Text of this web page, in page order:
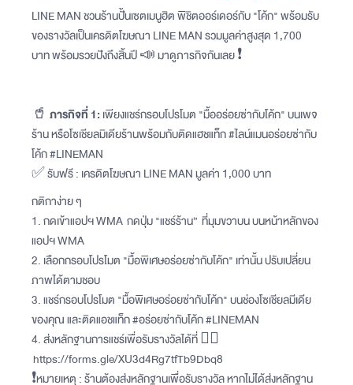
LINE MAN ชวนร้านปั้นเซตเมนูฮิต พิชิตออร์เดอร์กับ "โค้ก" พร้อมรับ
ของรางวัลเป็นเครดิตโฆษณา LINE MAN รวมมูลค่าสูงสุด 1,700
บาท พร้อมรวยปังถึงสิ้นปี 📣 มาดูภารกิจกันเลย ❗️
🥤 ภารกิจที่ 1: เพียงแชร์กรอบโปรโมต "มื้ออร่อยซ่ากับโค้ก" บนเพจ
ร้าน หรือโซเชียลมิเดียร้านพร้อมกับติดแฮชแท็ก #ไลน์แมนอร่อยซ่ากับ
โค้ก #LINEMAN
✅ รับฟรี : เครดิตโฆษณา LINE MAN มูลค่า 1,000 บาท
กติกาง่าย ๆ
1. กดเข้าแอปฯ WMA กดปุ่ม "แชร์ร้าน” ที่มุมขวาบน บนหน้าหลักของ
แอปฯ WMA
2. เลือกกรอบโปรโมต "มื้อพิเศษอร่อยซ่ากับโค้ก" เท่านั้น ปรับเปลี่ยน
ภาพได้ตามชอบ
3. แชร์กรอบโปรโมต "มื้อพิเศษอร่อยซ่ากับโค้ก" บนช่องโซเชียลมีเดีย
ของคุณ และติดแอชแท็ก #อร่อยซ่ากับโค้ก #LINEMAN
4. ส่งหลักฐานการแชร์เพื่อรับรางวัลได้ที่ 👉🏻
https://forms.gle/XU3d4Rg7tfTb9Dbq8
❗️หมายเหตุ : ร้านต้องส่งหลักฐานเพื่อรับรางวัล หากไม่ได้ส่งหลักฐาน